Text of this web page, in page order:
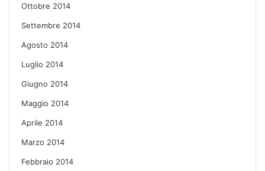
Ottobre 2014
Settembre 2014
Agosto 2014
Luglio 2014
Giugno 2014
Maggio 2014
Aprile 2014
Marzo 2014
Febbraio 2014